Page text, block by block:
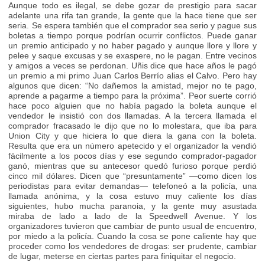
Aunque todo es ilegal, se debe gozar de prestigio para sacar
adelante una rifa tan grande, la gente que la hace tiene que ser
seria. Se espera también que el comprador sea serio y pague sus
boletas a tiempo porque podrían ocurrir conflictos. Puede ganar
un premio anticipado y no haber pagado y aunque llore y llore y
pelee y saque excusas y se exaspere, no le pagan. Entre vecinos
y amigos a veces se perdonan. Uñis dice que hace años le pagó
un premio a mi primo Juan Carlos Berrío alias el Calvo. Pero hay
algunos que dicen: “No dañemos la amistad, mejor no te pago,
aprende a pagarme a tiempo para la próxima”. Peor suerte corrió
hace poco alguien que no había pagado la boleta aunque el
vendedor le insistió con dos llamadas. A la tercera llamada el
comprador fracasado le dijo que no lo molestara, que iba para
Union City y que hiciera lo que diera la gana con la boleta.
Resulta que era un número apetecido y el organizador la vendió
fácilmente a los pocos días y ese segundo comprador-pagador
ganó, mientras que su antecesor quedó furioso porque perdió
cinco mil dólares. Dicen que “presuntamente” —como dicen los
periodistas para evitar demandas— telefoneó a la policía, una
llamada anónima, y la cosa estuvo muy caliente los días
siguientes, hubo mucha paranoia, y la gente muy asustada
miraba de lado a lado de la Speedwell Avenue. Y los
organizadores tuvieron que cambiar de punto usual de encuentro,
por miedo a la policía. Cuando la cosa se pone caliente hay que
proceder como los vendedores de drogas: ser prudente, cambiar
de lugar, meterse en ciertas partes para finiquitar el negocio.